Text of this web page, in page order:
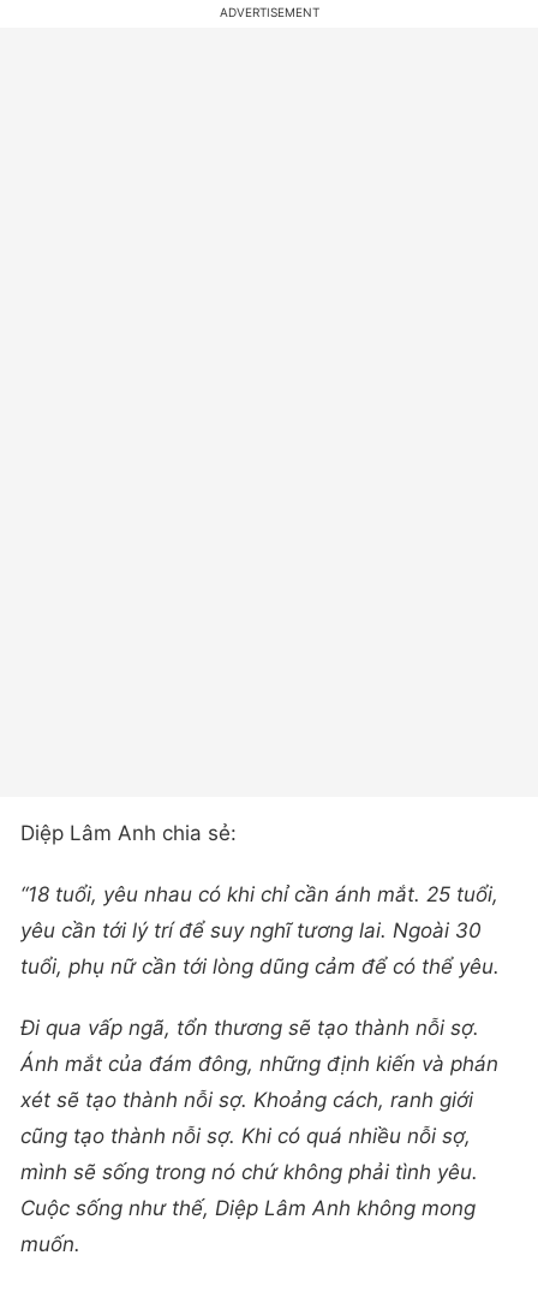
Diệp Lâm Anh chia sẻ:
“18 tuổi, yêu nhau có khi chỉ cần ánh mắt. 25 tuổi,
yêu cần tới lý trí để suy nghĩ tương lai. Ngoài 30
tuổi, phụ nữ cần tới lòng dũng cảm để có thể yêu.
Đi qua vấp ngã, tổn thương sẽ tạo thành nỗi sợ.
Ánh mắt của đám đông, những định kiến và phán
xét sẽ tạo thành nỗi sợ. Khoảng cách, ranh giới
cũng tạo thành nỗi sợ. Khi có quá nhiều nỗi sợ,
mình sẽ sống trong nó chứ không phải tình yêu.
Cuộc sống như thế, Diệp Lâm Anh không mong
muốn.